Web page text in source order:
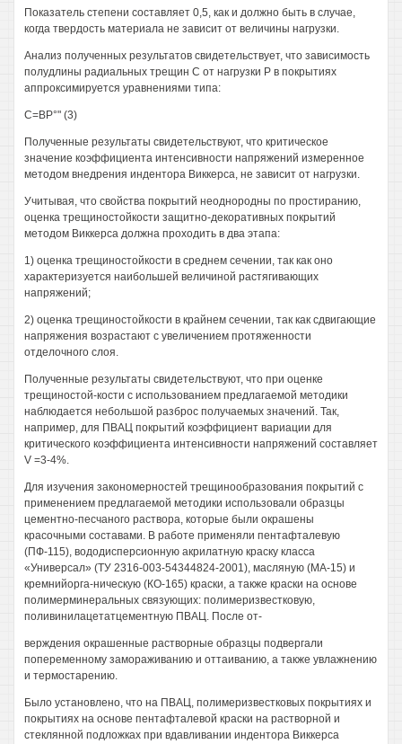
Показатель степени составляет 0,5, как и должно быть в случае,
когда твердость материала не зависит от величины нагрузки.
Анализ полученных результатов свидетельствует, что зависимость
полудлины радиальных трещин С от нагрузки Р в покрытиях
аппроксимируется уравнениями типа:
С=ВР°" (3)
Полученные результаты свидетельствуют, что критическое
значение коэффициента интенсивности напряжений измеренное
методом внедрения индентора Виккерса, не зависит от нагрузки.
Учитывая, что свойства покрытий неоднородны по простиранию,
оценка трещиностойкости защитно-декоративных покрытий
методом Виккерса должна проходить в два этапа:
1) оценка трещиностойкости в среднем сечении, так как оно
характеризуется наибольшей величиной растягивающих
напряжений;
2) оценка трещиностойкости в крайнем сечении, так как сдвигающие
напряжения возрастают с увеличением протяженности
отделочного слоя.
Полученные результаты свидетельствуют, что при оценке
трещиностой-кости с использованием предлагаемой методики
наблюдается небольшой разброс получаемых значений. Так,
например, для ПВАЦ покрытий коэффициент вариации для
критического коэффициента интенсивности напряжений составляет
V =3-4%.
Для изучения закономерностей трещинообразования покрытий с
применением предлагаемой методики использовали образцы
цементно-песчаного раствора, которые были окрашены
красочными составами. В работе применяли пентафталевую
(ПФ-115), вододисперсионную акрилатную краску класса
«Универсал» (ТУ 2316-003-54344824-2001), масляную (МА-15) и
кремнийорга-ническую (КО-165) краски, а также краски на основе
полимерминеральных связующих: полимеризвестковую,
поливинилацетатцементную ПВАЦ. После от-
верждения окрашенные растворные образцы подвергали
попеременному замораживанию и оттаиванию, а также увлажнению
и термостарению.
Было установлено, что на ПВАЦ, полимеризвестковых покрытиях и
покрытиях на основе пентафталевой краски на растворной и
стеклянной подложках при вдавливании индентора Виккерса